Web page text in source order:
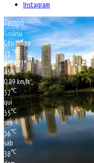
Instagram
Tempo
Goiânia
Céu Limpo
21℃
32º - 21º
45%
0.89 km/h
32℃
qui
35℃
sex
36℃
sáb
38℃